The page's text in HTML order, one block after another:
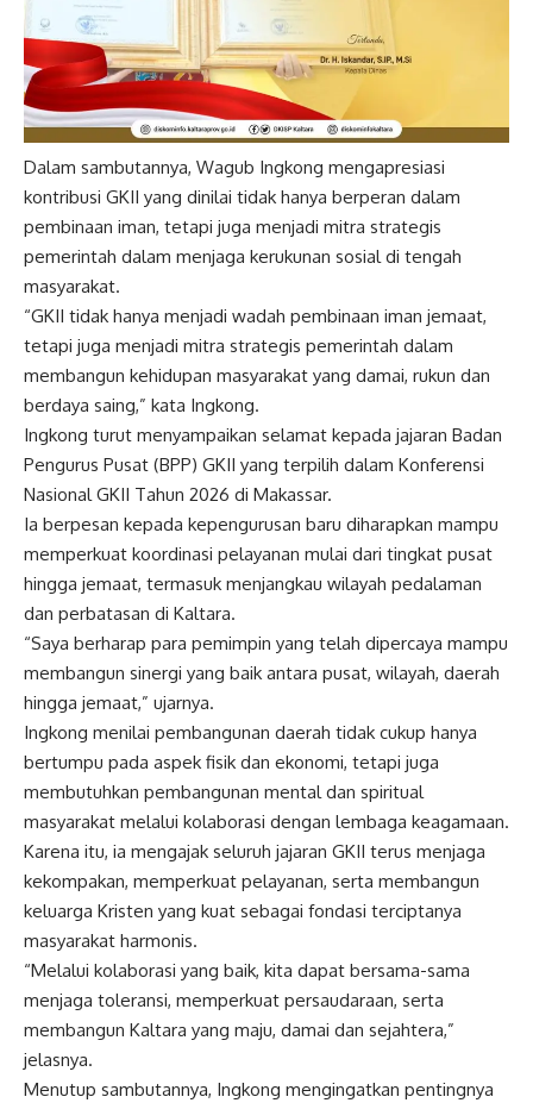
Dalam sambutannya, Wagub Ingkong mengapresiasi
kontribusi GKII yang dinilai tidak hanya berperan dalam
pembinaan iman, tetapi juga menjadi mitra strategis
pemerintah dalam menjaga kerukunan sosial di tengah
masyarakat.
“GKII tidak hanya menjadi wadah pembinaan iman jemaat,
tetapi juga menjadi mitra strategis pemerintah dalam
membangun kehidupan masyarakat yang damai, rukun dan
berdaya saing,” kata Ingkong.
Ingkong turut menyampaikan selamat kepada jajaran Badan
Pengurus Pusat (BPP) GKII yang terpilih dalam Konferensi
Nasional GKII Tahun 2026 di Makassar.
Ia berpesan kepada kepengurusan baru diharapkan mampu
memperkuat koordinasi pelayanan mulai dari tingkat pusat
hingga jemaat, termasuk menjangkau wilayah pedalaman
dan perbatasan di Kaltara.
“Saya berharap para pemimpin yang telah dipercaya mampu
membangun sinergi yang baik antara pusat, wilayah, daerah
hingga jemaat,” ujarnya.
Ingkong menilai pembangunan daerah tidak cukup hanya
bertumpu pada aspek fisik dan ekonomi, tetapi juga
membutuhkan pembangunan mental dan spiritual
masyarakat melalui kolaborasi dengan lembaga keagamaan.
Karena itu, ia mengajak seluruh jajaran GKII terus menjaga
kekompakan, memperkuat pelayanan, serta membangun
keluarga Kristen yang kuat sebagai fondasi terciptanya
masyarakat harmonis.
“Melalui kolaborasi yang baik, kita dapat bersama-sama
menjaga toleransi, memperkuat persaudaraan, serta
membangun Kaltara yang maju, damai dan sejahtera,”
jelasnya.
Menutup sambutannya, Ingkong mengingatkan pentingnya